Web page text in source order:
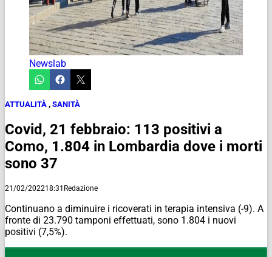
Newslab
ATTUALITÀ , SANITÀ
Covid, 21 febbraio: 113 positivi a
Como, 1.804 in Lombardia dove i morti
sono 37
21/02/202218:31 Redazione
Continuano a diminuire i ricoverati in terapia intensiva (-9). A
fronte di 23.790 tamponi effettuati, sono 1.804 i nuovi
positivi (7,5%).